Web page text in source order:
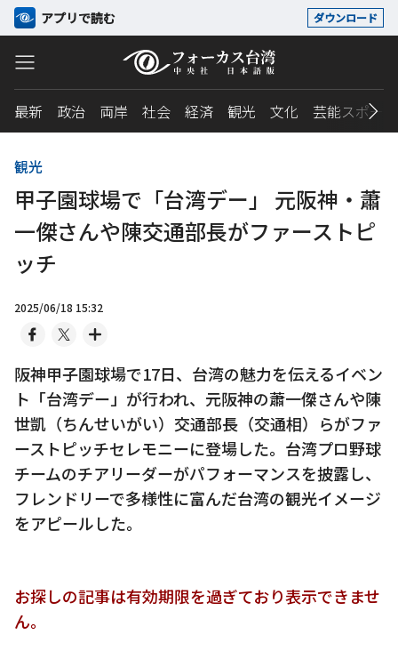
アプリで読む ダウンロード
最新 政治 両岸 社会 経済 観光 文化 芸能スポーツ
観光
甲子園球場で「台湾デー」 元阪神・蕭
一傑さんや陳交通部長がファーストピ
ッチ
2025/06/18 15:32
阪神甲子園球場で17日、台湾の魅力を伝えるイベン
ト「台湾デー」が行われ、元阪神の蕭一傑さんや陳
世凱（ちんせいがい）交通部長（交通相）らがファ
ーストピッチセレモニーに登場した。台湾プロ野球
チームのチアリーダーがパフォーマンスを披露し、
フレンドリーで多様性に富んだ台湾の観光イメージ
をアピールした。
お探しの記事は有効期限を過ぎており表示できませ
ん。